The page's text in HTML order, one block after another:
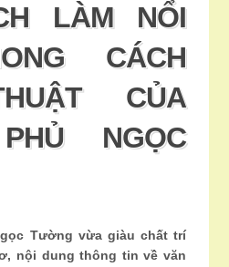
LÀM NỔI
CÁCH
CỦA
NGỌC
Tường vừa giàu chất trí
nội dung thông tin về văn